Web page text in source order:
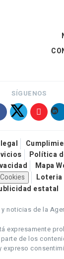
SÍGUENOS
Política
Mapa
Loteria
estatal
noticias de la
expresamente
de los
expreso